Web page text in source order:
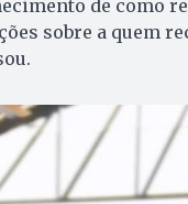
de como
sobre a quem